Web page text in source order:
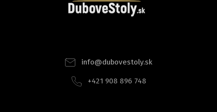
info@dubovestoly.sk
+421 908 896 748